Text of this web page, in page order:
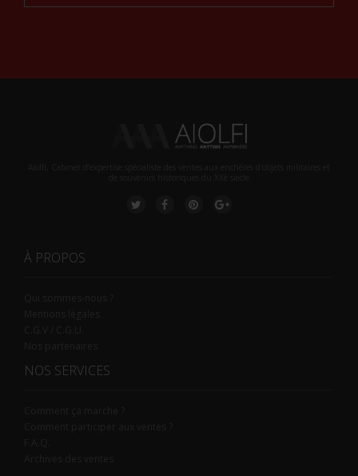
À PROPOS
NOS SERVICES